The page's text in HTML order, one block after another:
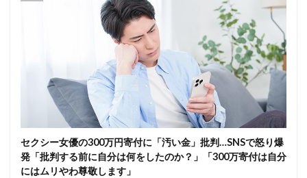
セクシー女優の300万円寄付に「汚い金」批判…SNSで怒り爆
発「批判する前に自分は何をしたのか？」「300万寄付は自分
にはムリやわ尊敬します」